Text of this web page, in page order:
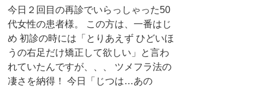
今日２回目の再診でいらっしゃった50
代女性の患者様。 この方は、一番はじ
め 初診の時には「とりあえず ひどいほ
うの右足だけ矯正して欲しい」と言わ
れていたんですが、、、 ツメフラ法の
凄さを納得！ 今日「じつは…あの